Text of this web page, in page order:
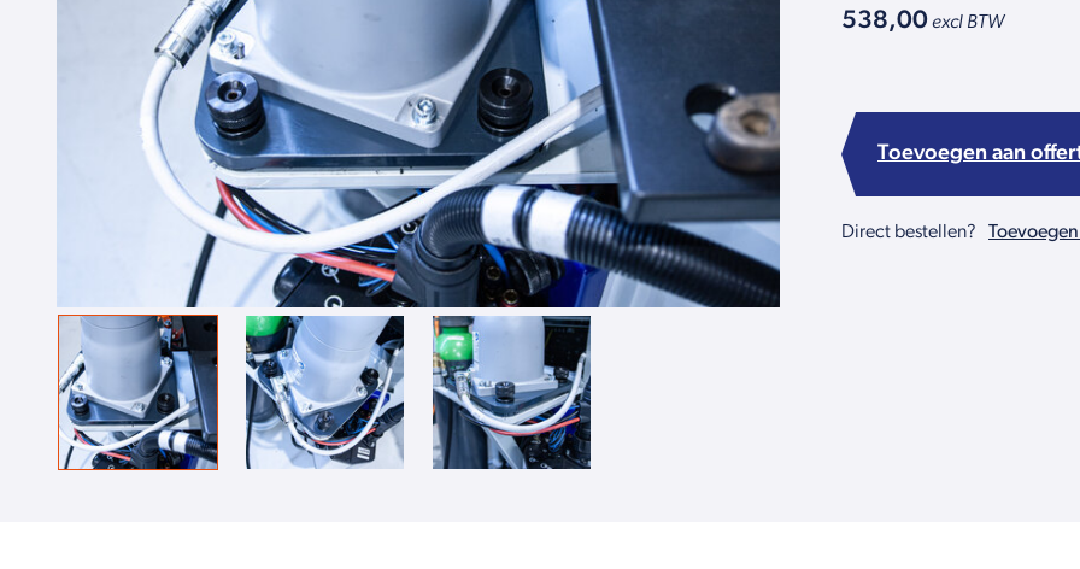
538,00excl BTW
Toevoegen aan
Direct bestellen?